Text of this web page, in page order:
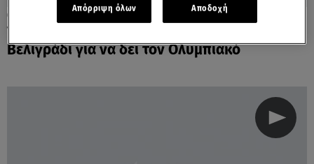
Τζένη Μπαλατσινού: Στη Stark Arena στο
Βελιγράδι για να δει τον Ολυμπιακό
Απόρριψη όλων Αποδοχή